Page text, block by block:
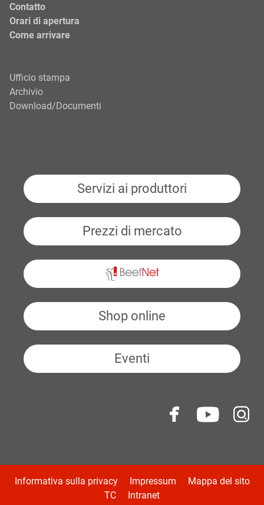
Contatto
Orari di apertura
Come arrivare
Ufficio stampa
Archivio
Download/Documenti
Servizi ai produttori
Prezzi di mercato
Shop online
Eventi
Informativa sulla privacy Impressum
Mappa del sito
TC
Intranet